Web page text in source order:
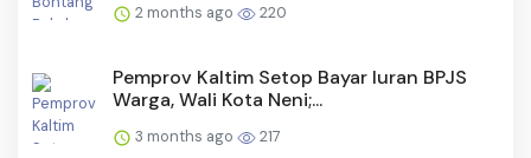
2 months ago 220
Pemprov Kaltim Setop Bayar Iuran BPJS
Warga, Wali Kota Neni;...
3 months ago 217